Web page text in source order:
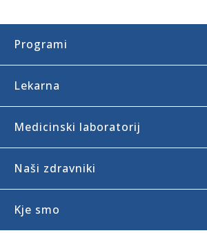
Programi
Lekarna
Medicinski laboratorij
Naši zdravniki
Kje smo